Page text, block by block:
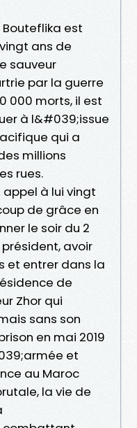
Bouteflika est
ans de
sauveur
par la guerre
000 morts, il est
à l&#039;issue
qui a
millions
rues.
à lui vingt
de grâce en
le soir du 2
président, avoir
et entrer dans la
de
Zhor qui
sans son
en mai 2019
et
au Maroc
la vie de